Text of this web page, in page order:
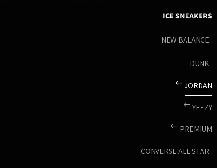
ICE SNEAKERS
NEW BALANCE
DUNK
JORDAN
YEEZY
PREMIUM
CONVERSE ALL STAR